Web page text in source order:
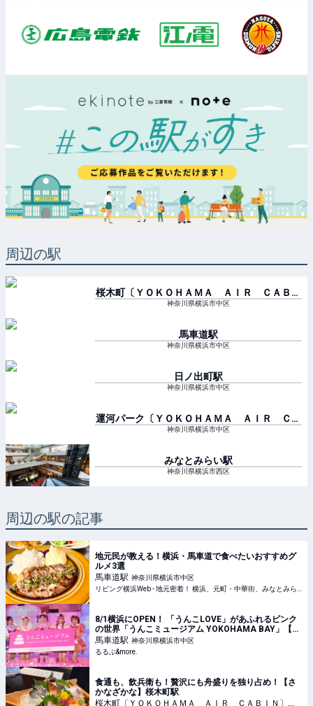
周辺の駅
桜木町〔ＹＯＫＯＨＡＭＡ ＡＩＲ ＣＡＢＩ
Ｎ〕駅
神奈川県横浜市中区
馬車道駅
神奈川県横浜市中区
日ノ出町駅
神奈川県横浜市中区
運河パーク〔ＹＯＫＯＨＡＭＡ ＡＩＲ ＣＡ
ＢＩＮ〕駅
神奈川県横浜市中区
みなとみらい駅
神奈川県横浜市西区
周辺の駅の記事
地元民が教える！横浜・馬車道で食べたいおすすめグ
ルメ3選
馬車道駅 神奈川県横浜市中区
8/1横浜にOPEN！ 「うんこLOVE」があふれるピンク
の世界「うんこミュージアム YOKOHAMA BAY」【#
編集部のおでかけキロク】｜るるぶ&more.
馬車道駅 神奈川県横浜市中区
るるぶ&more.
食通も、飲兵衛も！贅沢にも舟盛りを独り占め！【さ
かなざかな】桜木町駅
桜木町〔ＹＯＫＯＨＡＭＡ ＡＩＲ ＣＡＢＩＮ〕 駅